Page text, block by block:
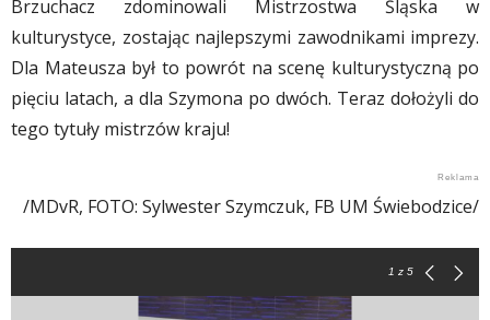
Brzuchacz zdominowali Mistrzostwa Śląska w
kulturystyce, zostając najlepszymi zawodnikami imprezy.
Dla Mateusza był to powrót na scenę kulturystyczną po
pięciu latach, a dla Szymona po dwóch. Teraz dołożyli do
tego tytuły mistrzów kraju!
/MDvR, FOTO: Sylwester Szymczuk, FB UM Świebodzice/
1 z 5